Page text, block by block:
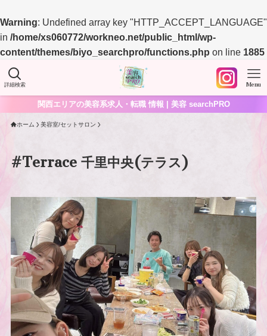
Warning: Undefined array key "HTTP_ACCEPT_LANGUAGE"
in /home/xs060772/workneo.net/public_html/wp-
content/themes/biyo_searchpro/functions.php on line 1885
詳細検索 Menu
関西エリアの美容系求人・転職 情報 | 美容 searchPRO
ホーム 美容室/セットサロン
#Terrace 千里中央(テラス)